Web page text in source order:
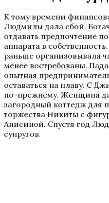
К тому времени
Людмилы дала сбой.
отдавать предпочтение
аппарата в
раньше организовывала
менее востребованы.
опытная
оставаться на плаву. С
по-прежнему. Женщина
загородный коттедж для
торжества Никиты с
Анисиной. Спустя год
супругов.